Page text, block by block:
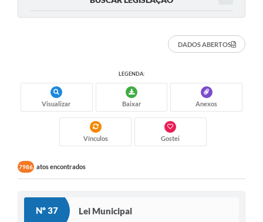
DADOS ABERTOS
LEGENDA:
Visualizar Baixar Anexos
Vínculos Gostei
7986 atos encontrados
Nº 37 Lei Municipal